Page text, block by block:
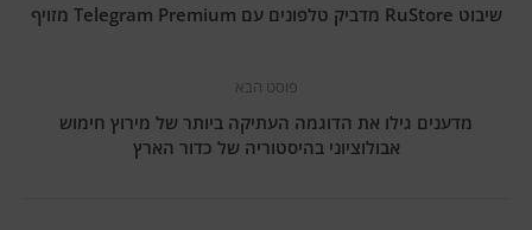
שיבוט RuStore מדביק טלפונים עם Telegram Premium מזויף
פוסט הבא
מדענים גילו את הדוגמה העתיקה ביותר של מירוץ חימוש
אבולוציוני בהיסטוריה של כדור הארץ